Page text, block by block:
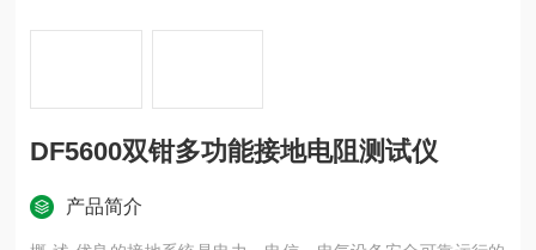
DF5600双钳多功能接地电阻测试仪
产品简介